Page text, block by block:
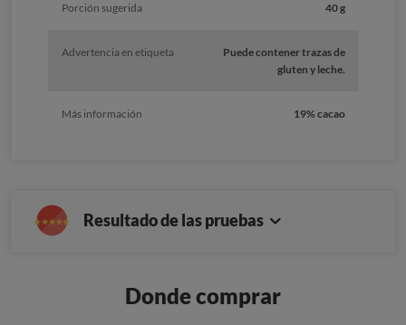
Porción sugerida 40 g
Advertencia en etiqueta
Puede contener trazas de
gluten y leche.
Más información 19% cacao
Resultado de las pruebas
Donde comprar